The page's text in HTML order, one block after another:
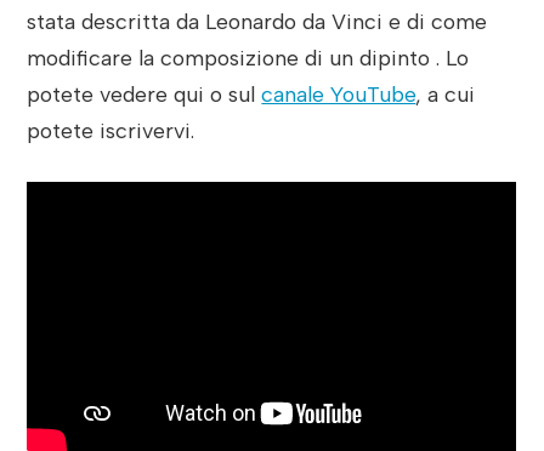
stata descritta da Leonardo da Vinci e di come
modificare la composizione di un dipinto . Lo
potete vedere qui o sulcanale YouTube, a cui
potete iscrivervi.